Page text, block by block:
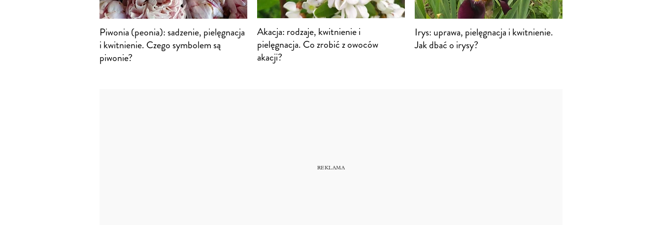
Piwonia (peonia): sadzenie, pielęgnacja
i kwitnienie. Czego symbolem są
piwonie?
Akacja: rodzaje, kwitnienie i
pielęgnacja. Co zrobić z owoców
akacji?
Irys: uprawa, pielęgnacja i kwitnienie.
Jak dbać o irysy?